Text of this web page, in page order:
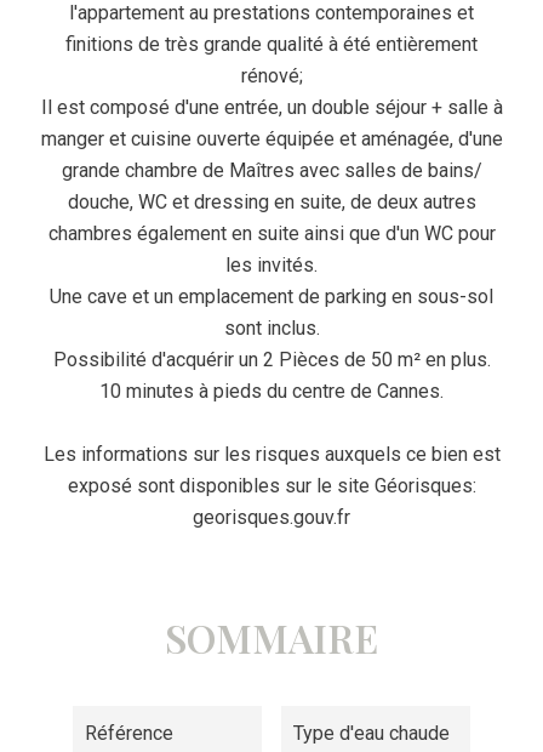
l'appartement au prestations contemporaines et
finitions de très grande qualité à été entièrement
rénové;
Il est composé d'une entrée, un double séjour + salle à
manger et cuisine ouverte équipée et aménagée, d'une
grande chambre de Maîtres avec salles de bains/
douche, WC et dressing en suite, de deux autres
chambres également en suite ainsi que d'un WC pour
les invités.
Une cave et un emplacement de parking en sous-sol
sont inclus.
Possibilité d'acquérir un 2 Pièces de 50 m² en plus.
10 minutes à pieds du centre de Cannes.
Les informations sur les risques auxquels ce bien est
exposé sont disponibles sur le site Géorisques:
georisques.gouv.fr
SOMMAIRE
Référence
Type d'eau chaude